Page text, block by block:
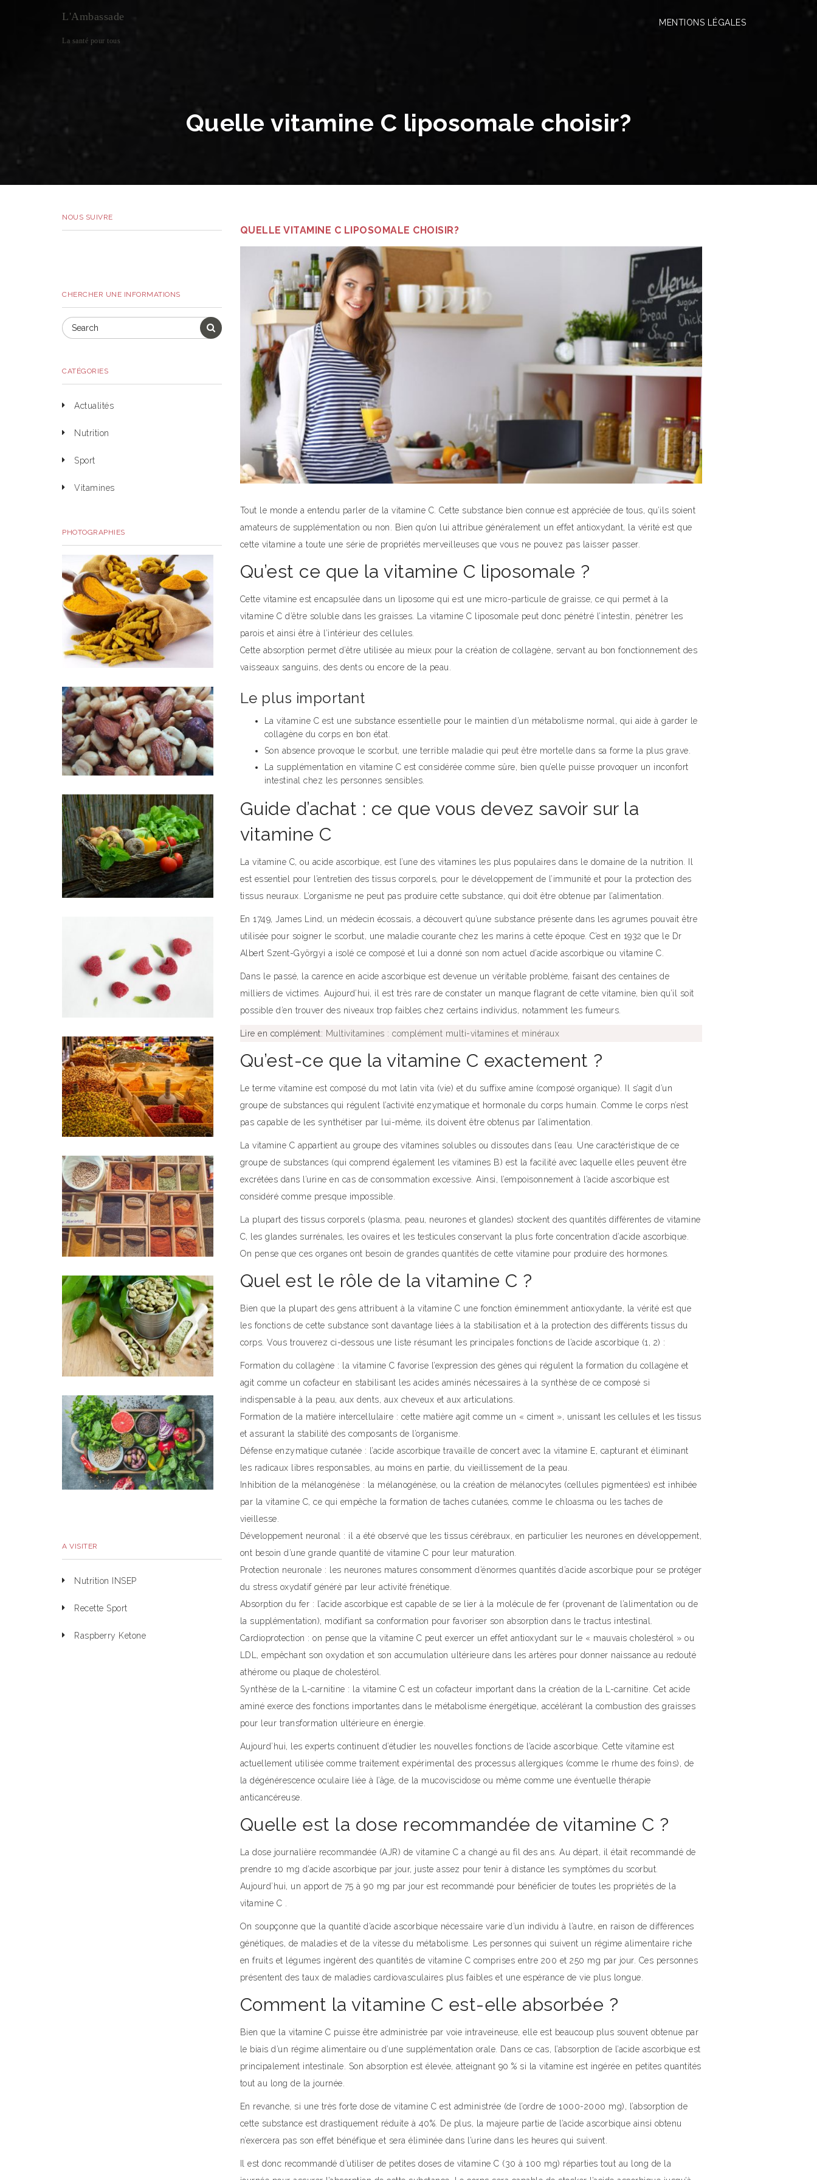
L'Ambassade
La santé pour tous
MENTIONS LÉGALES
Quelle vitamine C liposomale choisir?
NOUS SUIVRE
CHERCHER UNE INFORMATIONS
CATÉGORIES
Actualités
Nutrition
Sport
Vitamines
PHOTOGRAPHIES
A VISITER
Nutrition INSEP
Recette Sport
Raspberry Ketone
QUELLE VITAMINE C LIPOSOMALE CHOISIR?
Tout le monde a entendu parler de la vitamine C. Cette substance bien connue est appréciée de tous, qu’ils soient
amateurs de supplémentation ou non. Bien qu’on lui attribue généralement un effet antioxydant, la vérité est que
cette vitamine a toute une série de propriétés merveilleuses que vous ne pouvez pas laisser passer.
Qu’est ce que la vitamine C liposomale ?
Cette vitamine est encapsulée dans un liposome qui est une micro-particule de graisse, ce qui permet à la
vitamine C d’être soluble dans les graisses. La vitamine C liposomale peut donc pénétré l’intestin, pénétrer les
parois et ainsi être à l’intérieur des cellules.
Cette absorption permet d’être utilisée au mieux pour la création de collagène, servant au bon fonctionnement des
vaisseaux sanguins, des dents ou encore de la peau.
Le plus important
La vitamine C est une substance essentielle pour le maintien d’un métabolisme normal, qui aide à garder le
collagène du corps en bon état.
Son absence provoque le scorbut, une terrible maladie qui peut être mortelle dans sa forme la plus grave.
La supplémentation en vitamine C est considérée comme sûre, bien qu’elle puisse provoquer un inconfort
intestinal chez les personnes sensibles.
Guide d’achat : ce que vous devez savoir sur la
vitamine C
La vitamine C, ou acide ascorbique, est l’une des vitamines les plus populaires dans le domaine de la nutrition. Il
est essentiel pour l’entretien des tissus corporels, pour le développement de l’immunité et pour la protection des
tissus neuraux. L’organisme ne peut pas produire cette substance, qui doit être obtenue par l’alimentation.
En 1749, James Lind, un médecin écossais, a découvert qu’une substance présente dans les agrumes pouvait être
utilisée pour soigner le scorbut, une maladie courante chez les marins à cette époque. C’est en 1932 que le Dr
Albert Szent-Györgyi a isolé ce composé et lui a donné son nom actuel d’acide ascorbique ou vitamine C.
Dans le passé, la carence en acide ascorbique est devenue un véritable problème, faisant des centaines de
milliers de victimes. Aujourd’hui, il est très rare de constater un manque flagrant de cette vitamine, bien qu’il soit
possible d’en trouver des niveaux trop faibles chez certains individus, notamment les fumeurs.
Lire en complément: Multivitamines : complément multi-vitamines et minéraux
Qu’est-ce que la vitamine C exactement ?
Le terme vitamine est composé du mot latin vita (vie) et du suffixe amine (composé organique). Il s’agit d’un
groupe de substances qui régulent l’activité enzymatique et hormonale du corps humain. Comme le corps n’est
pas capable de les synthétiser par lui-même, ils doivent être obtenus par l’alimentation.
La vitamine C appartient au groupe des vitamines solubles ou dissoutes dans l’eau. Une caractéristique de ce
groupe de substances (qui comprend également les vitamines B) est la facilité avec laquelle elles peuvent être
excrétées dans l’urine en cas de consommation excessive. Ainsi, l’empoisonnement à l’acide ascorbique est
considéré comme presque impossible.
La plupart des tissus corporels (plasma, peau, neurones et glandes) stockent des quantités différentes de vitamine
C, les glandes surrénales, les ovaires et les testicules conservant la plus forte concentration d’acide ascorbique.
On pense que ces organes ont besoin de grandes quantités de cette vitamine pour produire des hormones.
Quel est le rôle de la vitamine C ?
Bien que la plupart des gens attribuent à la vitamine C une fonction éminemment antioxydante, la vérité est que
les fonctions de cette substance sont davantage liées à la stabilisation et à la protection des différents tissus du
corps. Vous trouverez ci-dessous une liste résumant les principales fonctions de l’acide ascorbique (1, 2) :
Formation du collagène : la vitamine C favorise l’expression des gènes qui régulent la formation du collagène et
agit comme un cofacteur en stabilisant les acides aminés nécessaires à la synthèse de ce composé si
indispensable à la peau, aux dents, aux cheveux et aux articulations.
Formation de la matière intercellulaire : cette matière agit comme un « ciment », unissant les cellules et les tissus
et assurant la stabilité des composants de l’organisme.
Défense enzymatique cutanée : l’acide ascorbique travaille de concert avec la vitamine E, capturant et éliminant
les radicaux libres responsables, au moins en partie, du vieillissement de la peau.
Inhibition de la mélanogénèse : la mélanogénèse, ou la création de mélanocytes (cellules pigmentées) est inhibée
par la vitamine C, ce qui empêche la formation de taches cutanées, comme le chloasma ou les taches de
vieillesse.
Développement neuronal : il a été observé que les tissus cérébraux, en particulier les neurones en développement,
ont besoin d’une grande quantité de vitamine C pour leur maturation.
Protection neuronale : les neurones matures consomment d’énormes quantités d’acide ascorbique pour se protéger
du stress oxydatif généré par leur activité frénétique.
Absorption du fer : l’acide ascorbique est capable de se lier à la molécule de fer (provenant de l’alimentation ou de
la supplémentation), modifiant sa conformation pour favoriser son absorption dans le tractus intestinal.
Cardioprotection : on pense que la vitamine C peut exercer un effet antioxydant sur le « mauvais cholestérol » ou
LDL, empêchant son oxydation et son accumulation ultérieure dans les artères pour donner naissance au redouté
athérome ou plaque de cholestérol.
Synthèse de la L-carnitine : la vitamine C est un cofacteur important dans la création de la L-carnitine. Cet acide
aminé exerce des fonctions importantes dans le métabolisme énergétique, accélérant la combustion des graisses
pour leur transformation ultérieure en énergie.
Aujourd’hui, les experts continuent d’étudier les nouvelles fonctions de l’acide ascorbique. Cette vitamine est
actuellement utilisée comme traitement expérimental des processus allergiques (comme le rhume des foins), de
la dégénérescence oculaire liée à l’âge, de la mucoviscidose ou même comme une éventuelle thérapie
anticancéreuse.
Quelle est la dose recommandée de vitamine C ?
La dose journalière recommandée (AJR) de vitamine C a changé au fil des ans. Au départ, il était recommandé de
prendre 10 mg d’acide ascorbique par jour, juste assez pour tenir à distance les symptômes du scorbut.
Aujourd’hui, un apport de 75 à 90 mg par jour est recommandé pour bénéficier de toutes les propriétés de la
vitamine C .
On soupçonne que la quantité d’acide ascorbique nécessaire varie d’un individu à l’autre, en raison de différences
génétiques, de maladies et de la vitesse du métabolisme. Les personnes qui suivent un régime alimentaire riche
en fruits et légumes ingèrent des quantités de vitamine C comprises entre 200 et 250 mg par jour. Ces personnes
présentent des taux de maladies cardiovasculaires plus faibles et une espérance de vie plus longue.
Comment la vitamine C est-elle absorbée ?
Bien que la vitamine C puisse être administrée par voie intraveineuse, elle est beaucoup plus souvent obtenue par
le biais d’un régime alimentaire ou d’une supplémentation orale. Dans ce cas, l’absorption de l’acide ascorbique est
principalement intestinale. Son absorption est élevée, atteignant 90 % si la vitamine est ingérée en petites quantités
tout au long de la journée.
En revanche, si une très forte dose de vitamine C est administrée (de l’ordre de 1000-2000 mg), l’absorption de
cette substance est drastiquement réduite à 40%. De plus, la majeure partie de l’acide ascorbique ainsi obtenu
n’exercera pas son effet bénéfique et sera éliminée dans l’urine dans les heures qui suivent.
Il est donc recommandé d’utiliser de petites doses de vitamine C (30 à 100 mg) réparties tout au long de la